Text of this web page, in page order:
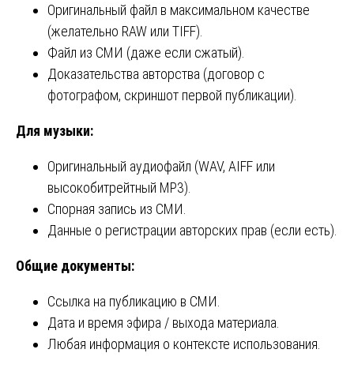
Оригинальный файл в максимальном качестве
(желательно RAW или TIFF).
Файл из СМИ (даже если сжатый).
Доказательства авторства (договор с
фотографом, скриншот первой публикации).
Для музыки:
Оригинальный аудиофайл (WAV, AIFF или
высокобитрейтный MP3).
Спорная запись из СМИ.
Данные о регистрации авторских прав (если есть).
Общие документы:
Ссылка на публикацию в СМИ.
Дата и время эфира / выхода материала.
Любая информация о контексте использования.